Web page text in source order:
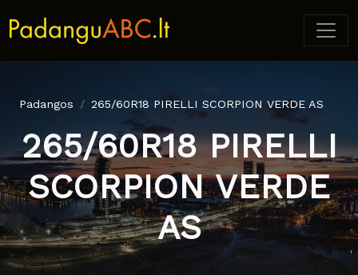
Padangos 265/60R18 PIRELLI SCORPION VERDE AS
265/60R18 PIRELLI
SCORPION VERDE
AS